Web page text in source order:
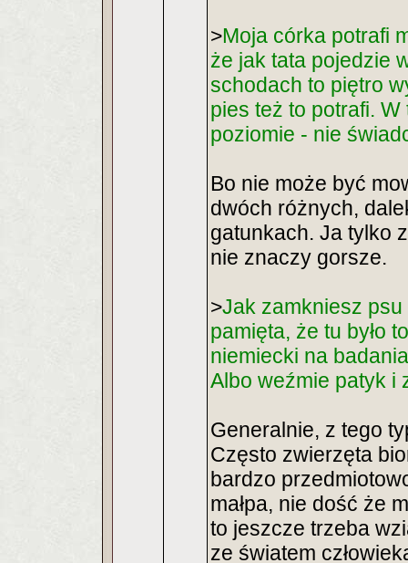
>Moja córka potrafi
że jak tata pojedzie
schodach to piętro
pies też to potrafi.
poziomie - nie
Bo nie może być
dwóch różnych,
gatunkach. Ja tylko
nie znaczy gorsze.
>Jak zamkniesz
pamięta, że tu było
niemiecki na
Albo weźmie patyk i
Generalnie, z tego
Często zwierzęta
bardzo
małpa, nie dość że
to jeszcze trzeba
ze światem